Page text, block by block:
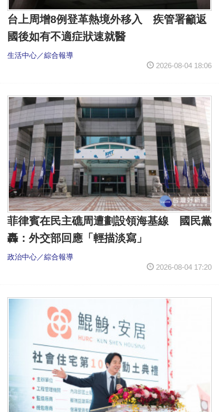
台上周增8例登革熱境外移入 疾管署籲返
國後如有不適症狀速就醫
生活中心／綜合報導
2026-08-04 18:06
菲律賓在民主礁周遭劃設領海基線 國民黨
轟：外交部回應「輕描淡寫」
政治中心／綜合報導
2026-08-04 17:20